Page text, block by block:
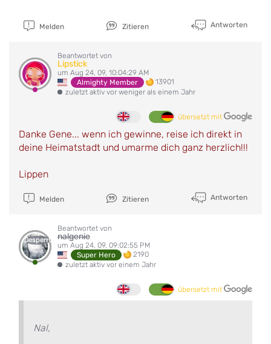
Melden Zitieren Antworten
Beantwortet von
Lipstick
um Aug 24, 09, 10:04:29 AM
Almighty Member
13901
zuletzt aktiv vor weniger als einem Jahr
übersetzt mit
Danke Gene... wenn ich gewinne, reise ich direkt in
deine Heimatstadt und umarme dich ganz herzlich!!!
Lippen
Melden Zitieren Antworten
Gesperrt
Beantwortet von
nalgenie
um Aug 24, 09, 09:02:55 PM
Super Hero
2190
zuletzt aktiv vor einem Jahr
übersetzt mit
Nal,